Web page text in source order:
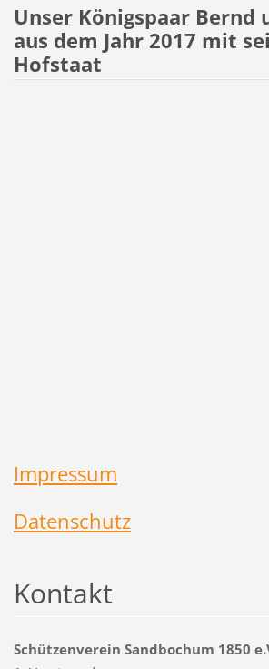
Unser Königspaar Bernd
aus dem Jahr 2017 mit
Hofstaat
Impressum
Datenschutz
Kontakt
Schützenverein Sandbochum 1850